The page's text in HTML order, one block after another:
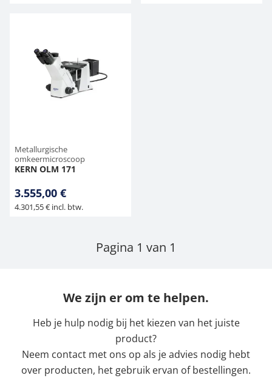
Metallurgische
omkeermicroscoop
KERN OLM 171
3.555,00 €
4.301,55 € incl. btw.
Pagina 1 van 1
We zijn er om te helpen.
Heb je hulp nodig bij het kiezen van het juiste
product?
Neem contact met ons op als je advies nodig hebt
over producten, het gebruik ervan of bestellingen.